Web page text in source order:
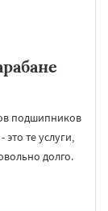
подшипников
те услуги,
долго.